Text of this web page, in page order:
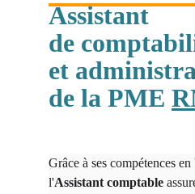
Assistant
de
et
de la PME
Grâce à ses compétences
l'Assistant comptable